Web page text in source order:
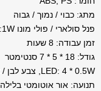
מתג: כבוי / נמוך / גבוה
פנל סולארי / פולי מונו 1W: פנל סולארי
זמן עבודה: 8 שעות
גודל: 18 * 5 * 7 סנטימטר
LED: 4 * 0.5W, צבע לבן / צבע לבן חם LED
תנועה: אור אוטומטי